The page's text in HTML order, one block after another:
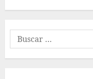
Buscar: